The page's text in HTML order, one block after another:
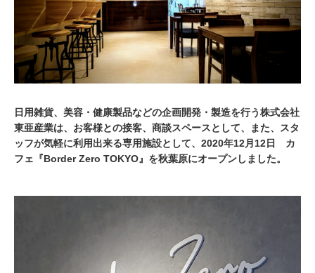
日用雑貨、美容・健康製品などの企画開発・製造を行う株式会社
東亜産業は、お客様との接客、商談スペースとして、また、スタ
ッフが気軽に利用出来る専用施設として、2020年12月12日 カ
フェ『Border Zero TOKYO』を秋葉原にオープンしました。